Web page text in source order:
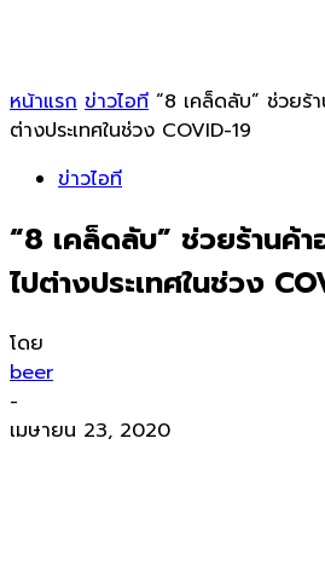
หน้าแรก ข่าวไอที “8 เคล็ดลับ” ช่วยร้
ต่างประเทศในช่วง COVID-19
ข่าวไอที
“8 เคล็ดลับ” ช่วยร้านค้
ไปต่างประเทศในช่วง
โดย
beer
-
เมษายน 23, 2020